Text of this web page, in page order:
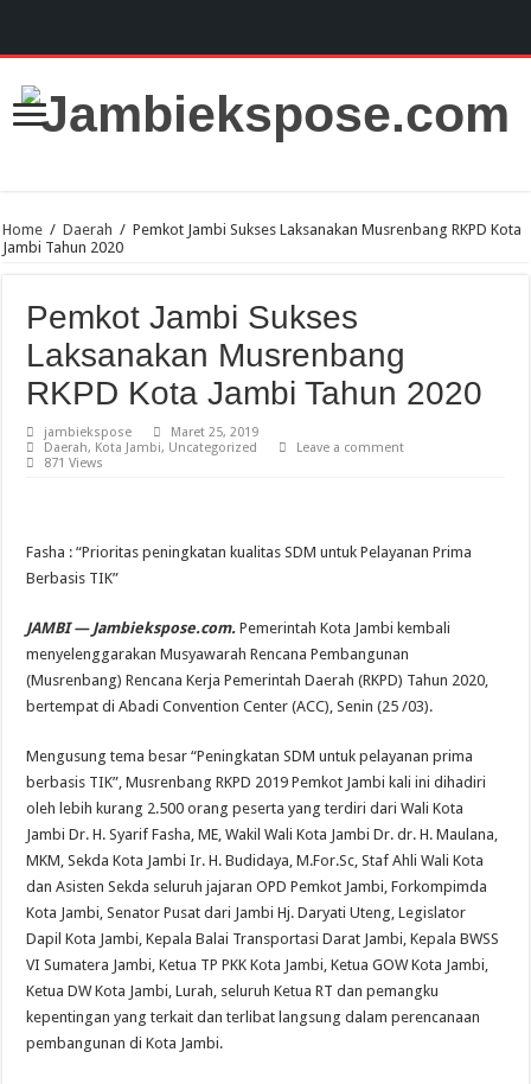
Home / Daerah / Pemkot Jambi Sukses Laksanakan Musrenbang RKPD Kota
Jambi Tahun 2020
Pemkot Jambi Sukses
Laksanakan Musrenbang
RKPD Kota Jambi Tahun 2020
jambiekspose
Maret 25, 2019
Daerah, Kota Jambi, Uncategorized
Leave a comment
871 Views
Fasha : “Prioritas peningkatan kualitas SDM untuk Pelayanan Prima
Berbasis TIK”
JAMBI — Jambiekspose.com. Pemerintah Kota Jambi kembali
menyelenggarakan Musyawarah Rencana Pembangunan
(Musrenbang) Rencana Kerja Pemerintah Daerah (RKPD) Tahun 2020,
bertempat di Abadi Convention Center (ACC), Senin (25 /03).
Mengusung tema besar “Peningkatan SDM untuk pelayanan prima
berbasis TIK”, Musrenbang RKPD 2019 Pemkot Jambi kali ini dihadiri
oleh lebih kurang 2.500 orang peserta yang terdiri dari Wali Kota
Jambi Dr. H. Syarif Fasha, ME, Wakil Wali Kota Jambi Dr. dr. H. Maulana,
MKM, Sekda Kota Jambi Ir. H. Budidaya, M.For.Sc, Staf Ahli Wali Kota
dan Asisten Sekda seluruh jajaran OPD Pemkot Jambi, Forkompimda
Kota Jambi, Senator Pusat dari Jambi Hj. Daryati Uteng, Legislator
Dapil Kota Jambi, Kepala Balai Transportasi Darat Jambi, Kepala BWSS
VI Sumatera Jambi, Ketua TP PKK Kota Jambi, Ketua GOW Kota Jambi,
Ketua DW Kota Jambi, Lurah, seluruh Ketua RT dan pemangku
kepentingan yang terkait dan terlibat langsung dalam perencanaan
pembangunan di Kota Jambi.